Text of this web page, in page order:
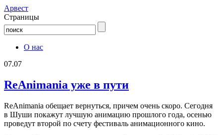
Aрвест
Страницы
О нас
07.07
ReAnimania уже в пути
ReAnimania обещает вернуться, причем очень скоро. Сегодня
в Шуши покажут лучшую анимацию прошлого года, осенью
проведут второй по счету фестиваль анимационного кино.